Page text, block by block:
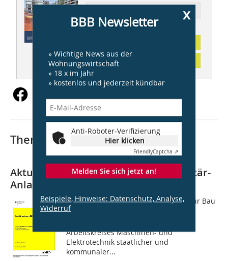
Ressort: AKTUELLES aus dem BMI
Inhaltsverzeichnis
x
BBB Newsletter
» Wichtige News aus der
Wohnungswirtschaft
» 18 x im Jahr
» kostenlos und jederzeit kündbar
Anti-Roboter-Verifizierung
Hier klicken
FriendlyCaptcha ⇗
Melden Sie sich jetzt an!
Beispiele, Hinweise: Datenschutz, Analyse,
Widerruf
Thematisch passende Artikel:
Aktualisierte AMEV-Richtlinie zu Sanitär-
Anlagen
Das Bundesministerium des Innern für Bau
und Heimat (BMI) hat die Empfehlung
Arbeitskreises Maschinen- und
Elektrotechnik staatlicher und
kommunaler...